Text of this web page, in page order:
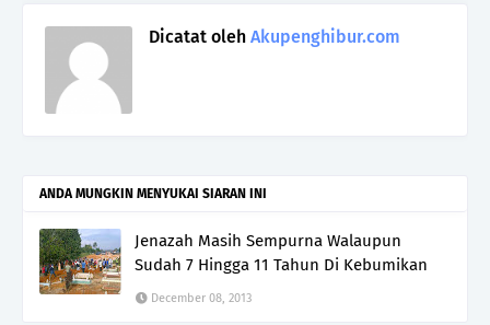
Dicatat oleh Akupenghibur.com
ANDA MUNGKIN MENYUKAI SIARAN INI
Jenazah Masih Sempurna Walaupun
Sudah 7 Hingga 11 Tahun Di Kebumikan
December 08, 2013